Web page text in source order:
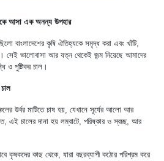
আসা এক অনন্য উপহার
বাংলাদেশের কৃষি ঐতিহ্যকে সমৃদ্ধ করা এবং খাঁটি,
সেই ভালোবাসা আর যত্ন থেকেই জন্ম নিয়েছে আমাদের
ও পুষ্টিকর চাল।
উর্বর মাটিতে চাষ হয়, যেখানে সূর্যের আলো আর
এই চালের দানা হয় লম্বাটে, পরিষ্কার ও স্বচ্ছ, আর
কৃষকদের কাছ থেকে, যারা বছরব্যাপী কঠোর পরিশ্রম করে